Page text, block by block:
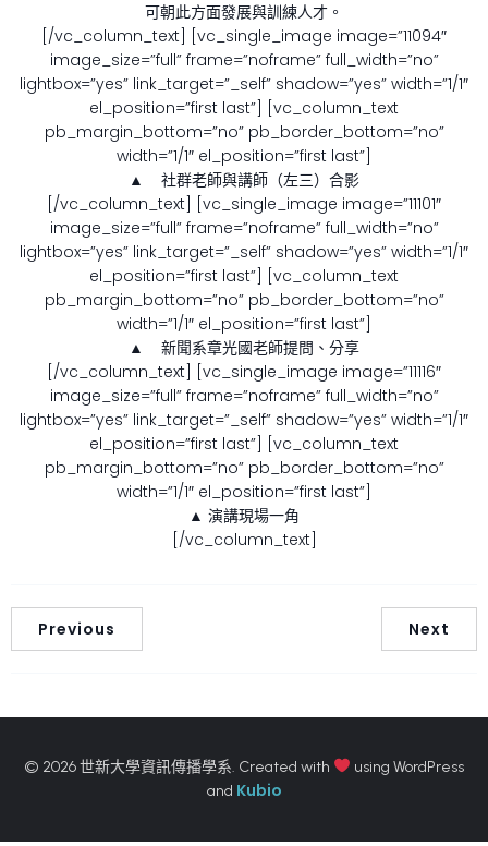
可朝此方面發展與訓練人才。
[/vc_column_text] [vc_single_image image=”11094″
image_size=”full” frame=”noframe” full_width=”no”
lightbox=”yes” link_target=”_self” shadow=”yes” width=”1/1″
el_position=”first last”] [vc_column_text
pb_margin_bottom=”no” pb_border_bottom=”no”
width=”1/1″ el_position=”first last”]
▲ 社群老師與講師（左三）合影
[/vc_column_text] [vc_single_image image=”11101″
image_size=”full” frame=”noframe” full_width=”no”
lightbox=”yes” link_target=”_self” shadow=”yes” width=”1/1″
el_position=”first last”] [vc_column_text
pb_margin_bottom=”no” pb_border_bottom=”no”
width=”1/1″ el_position=”first last”]
▲ 新聞系章光國老師提問、分享
[/vc_column_text] [vc_single_image image=”11116″
image_size=”full” frame=”noframe” full_width=”no”
lightbox=”yes” link_target=”_self” shadow=”yes” width=”1/1″
el_position=”first last”] [vc_column_text
pb_margin_bottom=”no” pb_border_bottom=”no”
width=”1/1″ el_position=”first last”]
▲ 演講現場一角
[/vc_column_text]
Previous Next
© 2026 世新大學資訊傳播學系. Created with
using WordPress
and Kubio